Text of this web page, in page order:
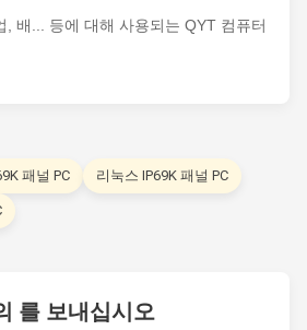
, 배... 등에 대해 사용되는 QYT 컴퓨터
패널 PC 리눅스 IP69K 패널 PC
를 보내십시오